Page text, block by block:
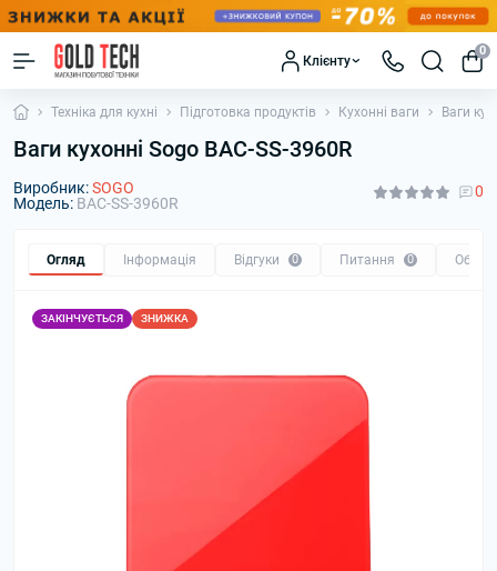
Клієнту
0
Техніка для кухні Підготовка продуктів Кухонні ваги Ваги
Ваги кухонні Sogo BAC-SS-3960R
Виробник:SOGO
Модель: BAC-SS-3960R
0
Огляд Інформація Відгуки 0 Питання 0 Обмін
ЗАКІНЧУЄТЬСЯ ЗНИЖКА